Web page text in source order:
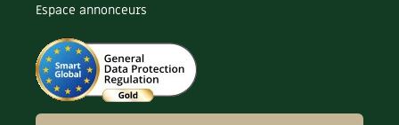
Espace annonceurs